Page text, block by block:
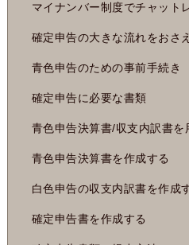
マイナンバー制度でチャット
確定申告の大きな流れをおさ
青色申告のための事前手続き
確定申告に必要な書類
青色申告決算書/収支内訳書を
青色申告決算書を作成する
白色申告の収支内訳書を作成
確定申告書を作成する